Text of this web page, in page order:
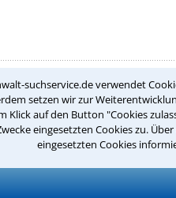
suchservice.de verwendet
setzen wir zur
Klick auf den Button "Cookies
eingesetzten Cookies zu.
eingesetzten Cookies